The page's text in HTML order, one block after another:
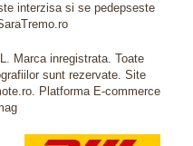
interzisa si se pedepseste
Marca inregistrata. Toate
sunt rezervate. Site
Platforma E-commerce